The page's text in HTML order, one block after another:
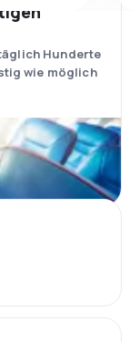
Hunderte
wie möglich